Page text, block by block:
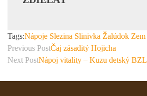
Tags:Nápoje Slezina Slinivka Žalúdok Zem
Previous PostČaj zásaditý Hojicha
Next PostNápoj vitality – Kuzu detský BZL